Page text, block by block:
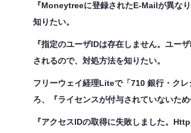
『Moneytreeに登録されたE-Mailが異な
知りたい。
『指定のユーザIDは存在しません。ユー
されるので、対処方法を知りたい。
フリーウェイ経理Liteで「710 銀行・ク
ろ、『ライセンスが付与されていないた
『アクセスIDの取得に失敗しました。